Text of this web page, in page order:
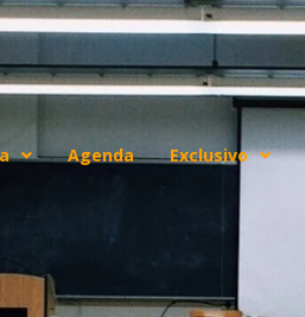
Agenda Exclusivo